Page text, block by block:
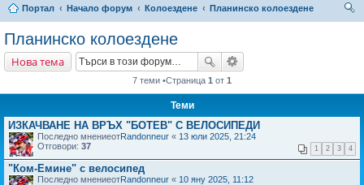
Портал Начало форум Колоездене
Планинско колоездене
Планинско колоездене
Нова тема
7 теми •Страница 1 от 1
Теми
ИЗКАЧВАНЕ НА ВРЪХ "БОТЕВ" С ВЕЛОСИПЕДИ
Последно мнениеотRandonneur « 13 юли 2025, 21:24
Отговори: 37 1 2 3 4
"Ком-Емине" с велосипед
Последно мнениеотRandonneur « 10 яну 2025, 11:12